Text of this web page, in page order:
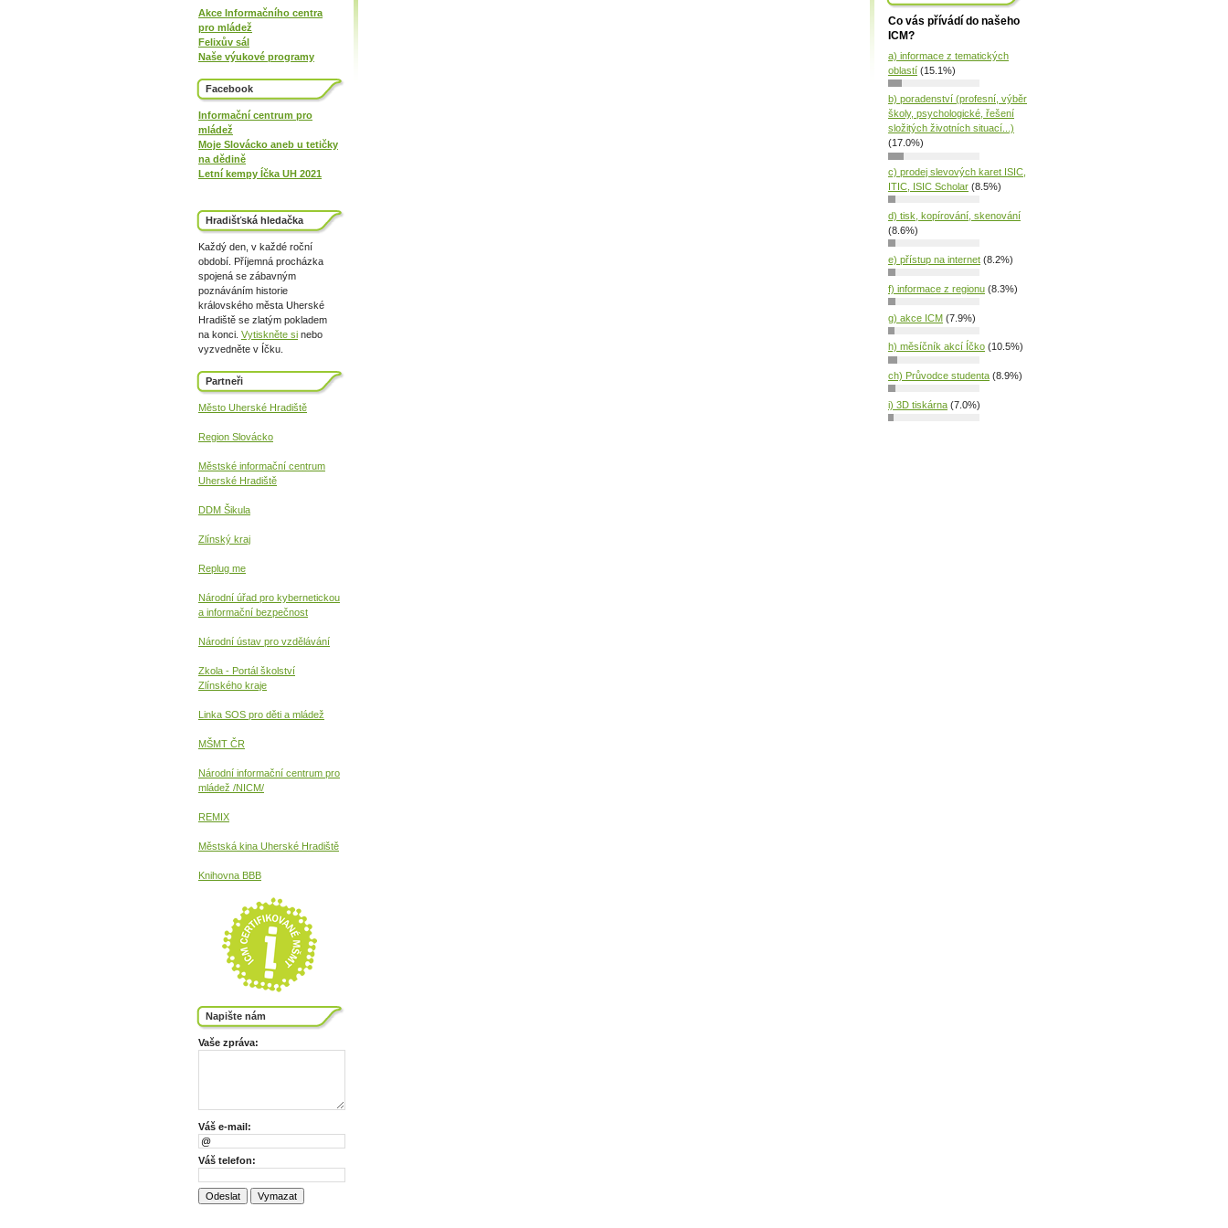
Co vás přívádí do našeho
ICM?
a) informace z tematických
oblastí (15.1%)
b) poradenství (profesní, výběr
školy, psychologické, řešení
složitých životních situací...)
(17.0%)
c) prodej slevových karet ISIC,
ITIC, ISIC Scholar (8.5%)
d) tisk, kopírování, skenování
(8.6%)
e) přístup na internet (8.2%)
f) informace z regionu (8.3%)
g) akce ICM (7.9%)
h) měsíčník akcí Íčko (10.5%)
ch) Průvodce studenta (8.9%)
i) 3D tiskárna (7.0%)
Akce Informačního centra
pro mládež
Felixův sál
Naše výukové programy
Facebook
Informační centrum pro
mládež
Moje Slovácko aneb u tetičky
na dědině
Letní kempy Íčka UH 2021
Hradišťská hledačka
Každý den, v každé roční
období. Příjemná procházka
spojená se zábavným
poznáváním historie
královského města Uherské
Hradiště se zlatým pokladem
na konci. Vytiskněte si nebo
vyzvedněte v Íčku.
Partneři
Město Uherské Hradiště
Region Slovácko
Městské informační centrum
Uherské Hradiště
DDM Šikula
Zlínský kraj
Replug me
Národní úřad pro kybernetickou
a informační bezpečnost
Národní ústav pro vzdělávání
Zkola - Portál školství
Zlínského kraje
Linka SOS pro děti a mládež
MŠMT ČR
Národní informační centrum pro
mládež /NICM/
REMIX
Městská kina Uherské Hradiště
Knihovna BBB
Napište nám
Vaše zpráva:
Váš e-mail:
Váš telefon: